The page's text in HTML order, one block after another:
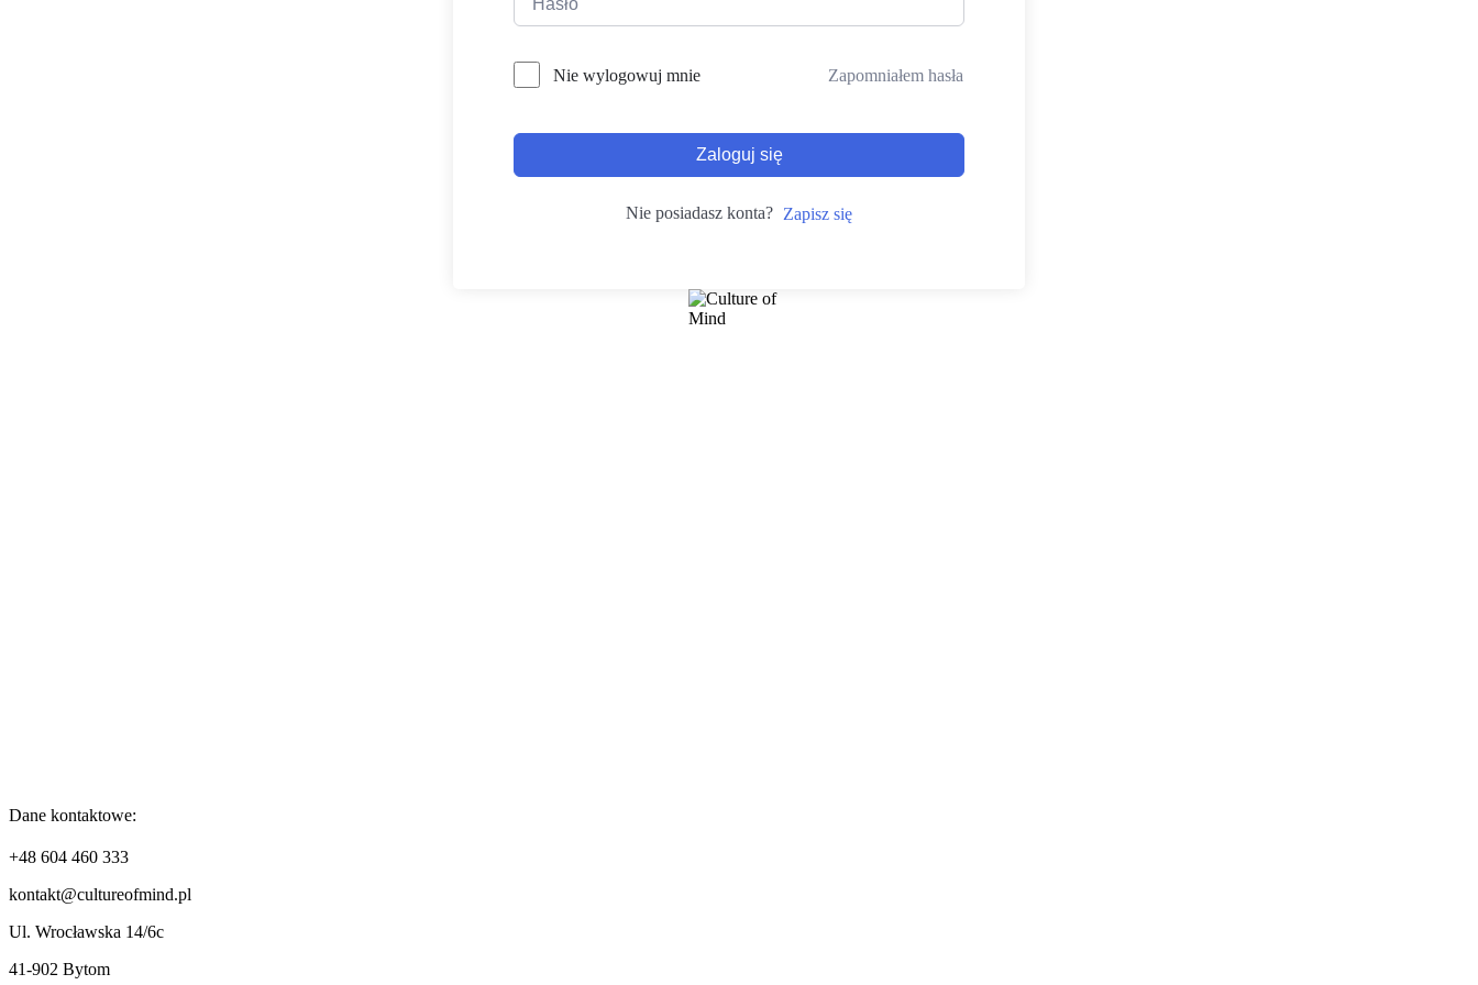
Nie wylogowuj mnie Zapomniałem hasła
Zaloguj się
Nie posiadasz konta? Zapisz się
Dane kontaktowe:
+48 604 460 333
kontakt@cultureofmind.pl
Ul. Wrocławska 14/6c
41-902 Bytom